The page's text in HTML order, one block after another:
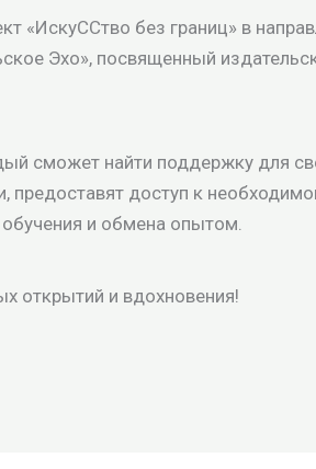
«ИскуССтво без границ» в
Эхо», посвященный
сможет найти поддержку для
предоставят доступ к
и обмена опытом.
открытий и вдохновения!